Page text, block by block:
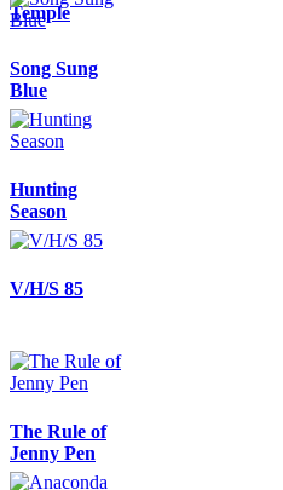
Temple
Song Sung
Blue
Hunting
Season
V/H/S 85
The Rule of
Jenny Pen